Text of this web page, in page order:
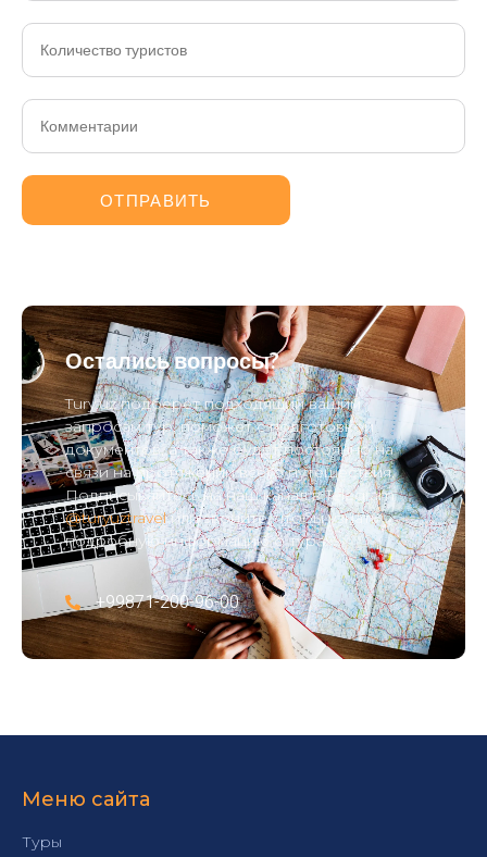
Остались вопросы?
Tury.uz подберет подходящий вашим
запросам тур, поможет с подготовкой
документов, а также будет постоянно на
связи на протяжении всего путешествия.
Подписывайтесь на наш канал в Telegram
@turyuztravelили звоните, чтобы узнать
подробную информацию о турах:
+99871-200-96-00
Меню сайта
Туры